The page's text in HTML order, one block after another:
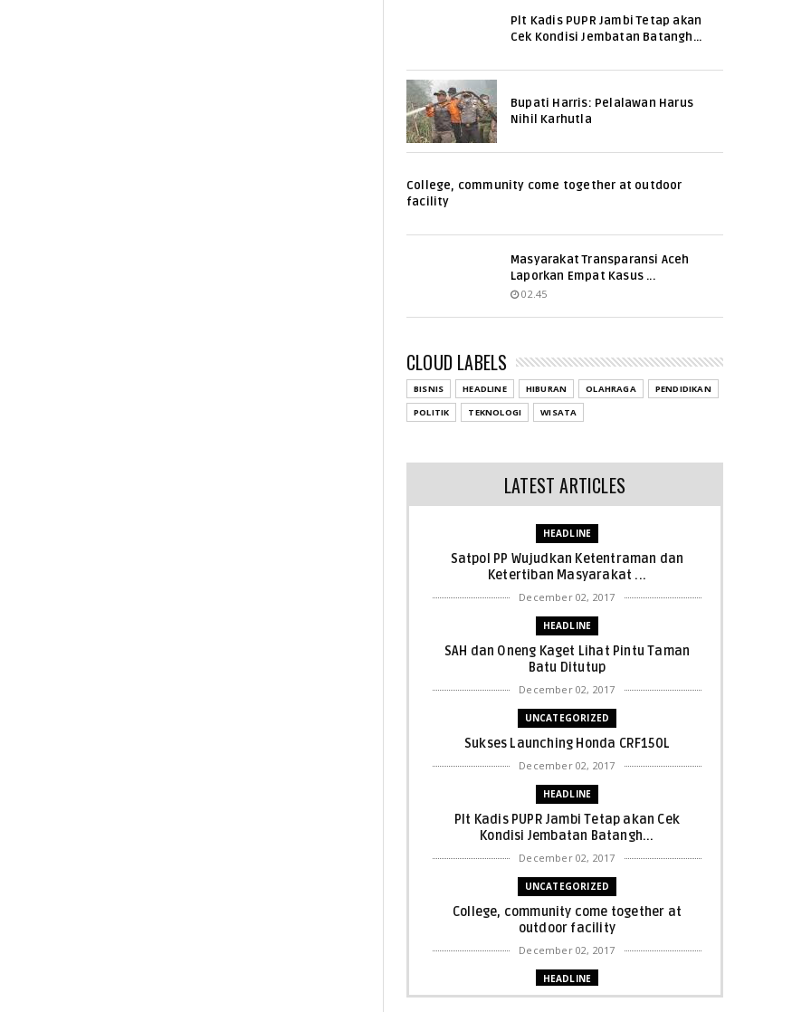
Plt Kadis PUPR Jambi Tetap akan
Cek Kondisi Jembatan Batangh...
Bupati Harris: Pelalawan Harus
Nihil Karhutla
College, community come together at outdoor
facility
Masyarakat Transparansi Aceh
Laporkan Empat Kasus ...
02.45
CLOUD LABELS
BISNIS HEADLINE HIBURAN OLAHRAGA
PENDIDIKAN
POLITIK
TEKNOLOGI WISATA
LATEST ARTICLES
HEADLINE
Satpol PP Wujudkan Ketentraman dan
Ketertiban Masyarakat ...
December 02, 2017
HEADLINE
SAH dan Oneng Kaget Lihat Pintu Taman
Batu Ditutup
December 02, 2017
UNCATEGORIZED
Sukses Launching Honda CRF150L
December 02, 2017
HEADLINE
Plt Kadis PUPR Jambi Tetap akan Cek
Kondisi Jembatan Batangh...
December 02, 2017
UNCATEGORIZED
College, community come together at
outdoor facility
December 02, 2017
HEADLINE